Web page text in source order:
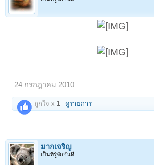
24 กรกฎาคม 2010
ถูกใจ x1 ดูรายการ
มากเจริญ
เป็นที่รู้จักกันดี